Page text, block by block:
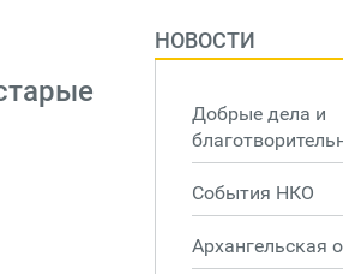
НОВОСТИ
Добрые дела и
События НКО
Архангельская